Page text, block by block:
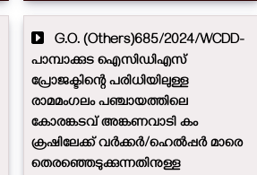
G.O. (Others)685/2024/WCDD-
പാമ്പാക്കുട ഐസിഡിഎസ്
പ്രോജക്ടിന്റെ പരിധിയിലുള്ള
രാമമംഗലം പഞ്ചായത്തിലെ
കോരങ്കടവ് അങ്കണവാടി കം
ക്രഷിലേക്ക് വർക്കർ/ഹെൽപ്പർ മാരെ
തെരഞ്ഞെടുക്കുന്നതിനുള്ള